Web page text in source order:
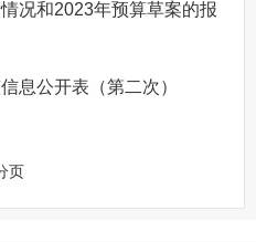
况和2023年预算草案的报
息公开表（第二次）
页